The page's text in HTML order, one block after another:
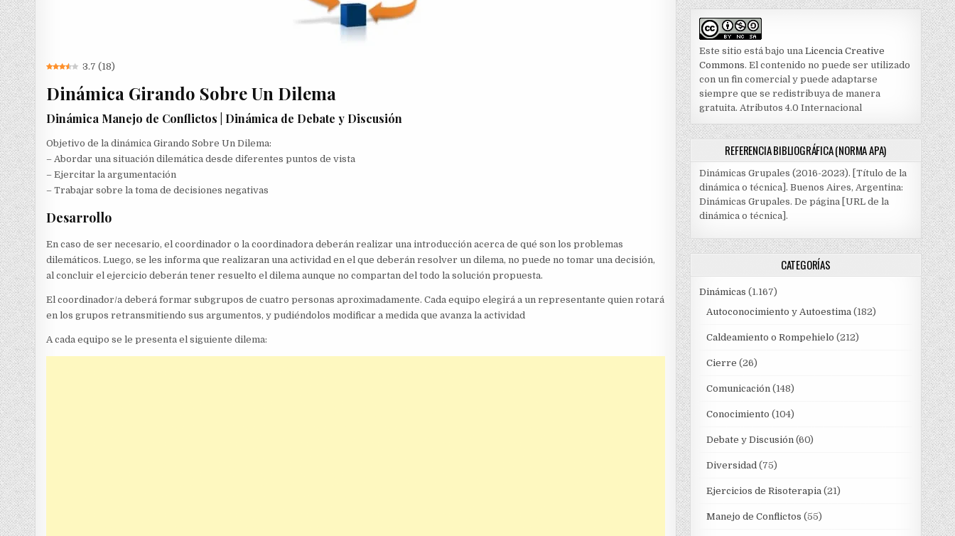
3.7 (18)
Dinámica Girando Sobre Un Dilema
Dinámica Manejo de Conflictos | Dinámica de Debate y Discusión
Objetivo de la dinámica Girando Sobre Un Dilema:
– Abordar una situación dilemática desde diferentes puntos de vista
– Ejercitar la argumentación
– Trabajar sobre la toma de decisiones negativas
Desarrollo
En caso de ser necesario, el coordinador o la coordinadora deberán realizar una introducción acerca de qué son los problemas
dilemáticos. Luego, se les informa que realizaran una actividad en el que deberán resolver un dilema, no puede no tomar una decisión,
al concluir el ejercicio deberán tener resuelto el dilema aunque no compartan del todo la solución propuesta.
El coordinador/a deberá formar subgrupos de cuatro personas aproximadamente. Cada equipo elegirá a un representante quien rotará
en los grupos retransmitiendo sus argumentos, y pudiéndolos modificar a medida que avanza la actividad
A cada equipo se le presenta el siguiente dilema:
Este sitio está bajo una Licencia Creative
Commons. El contenido no puede ser utilizado
con un fin comercial y puede adaptarse
siempre que se redistribuya de manera
gratuita. Atributos 4.0 Internacional
REFERENCIA BIBLIOGRÁFICA (NORMA APA)
Dinámicas Grupales (2016-2023). [Título de la
dinámica o técnica]. Buenos Aires, Argentina:
Dinámicas Grupales. De página [URL de la
dinámica o técnica].
CATEGORÍAS
Dinámicas (1.167)
Autoconocimiento y Autoestima(182)
Caldeamiento o Rompehielo (212)
Cierre (26)
Comunicación(148)
Conocimiento (104)
Debate y Discusión(60)
Diversidad(75)
Ejercicios de Risoterapia(21)
Manejo de Conflictos (55)